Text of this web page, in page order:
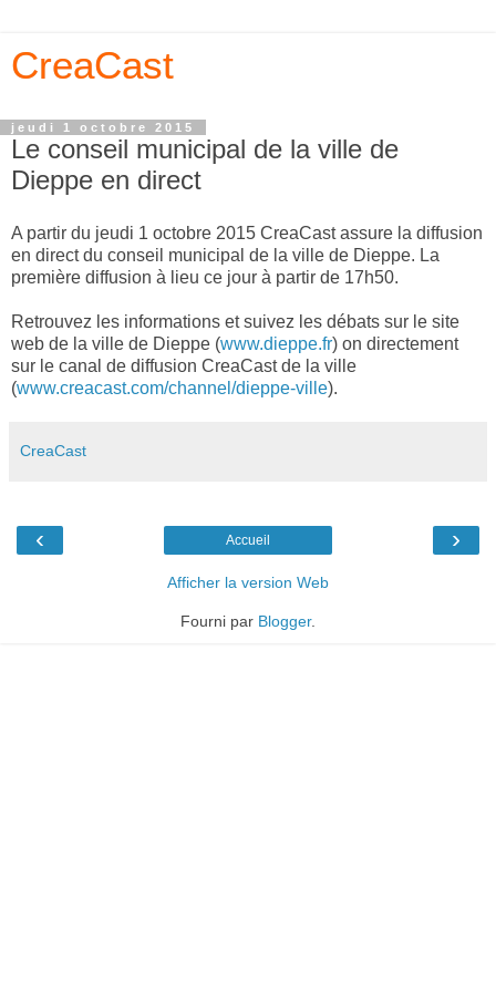
CreaCast
jeudi 1 octobre 2015
Le conseil municipal de la ville de
Dieppe en direct
A partir du jeudi 1 octobre 2015 CreaCast assure la diffusion
en direct du conseil municipal de la ville de Dieppe. La
première diffusion à lieu ce jour à partir de 17h50.
Retrouvez les informations et suivez les débats sur le site
web de la ville de Dieppe (www.dieppe.fr) on directement
sur le canal de diffusion CreaCast de la ville
(www.creacast.com/channel/dieppe-ville).
CreaCast
‹ ›
Accueil
Afficher la version Web
Fourni par Blogger.